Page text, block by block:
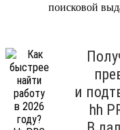
поисковой
и
hh